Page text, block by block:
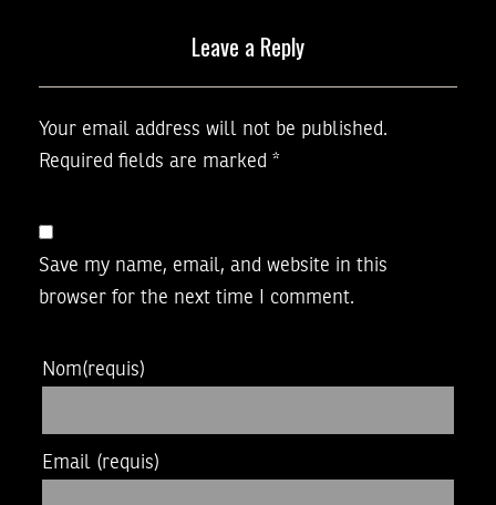
Leave a Reply
Your email address will not be published.
Required fields are marked *
Save my name, email, and website in this
browser for the next time I comment.
Nom(requis)
Email (requis)